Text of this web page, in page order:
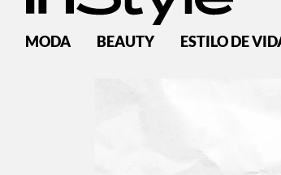
MODA BEAUTY ESTILO DE